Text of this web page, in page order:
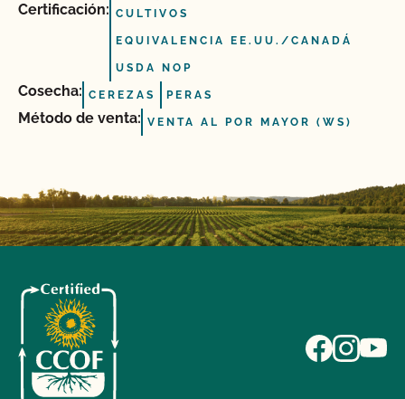
Certificación: CULTIVOS
EQUIVALENCIA EE.UU./CANADÁ
USDA NOP
Cosecha: CEREZAS PERAS
Método de venta: VENTA AL POR MAYOR (WS)